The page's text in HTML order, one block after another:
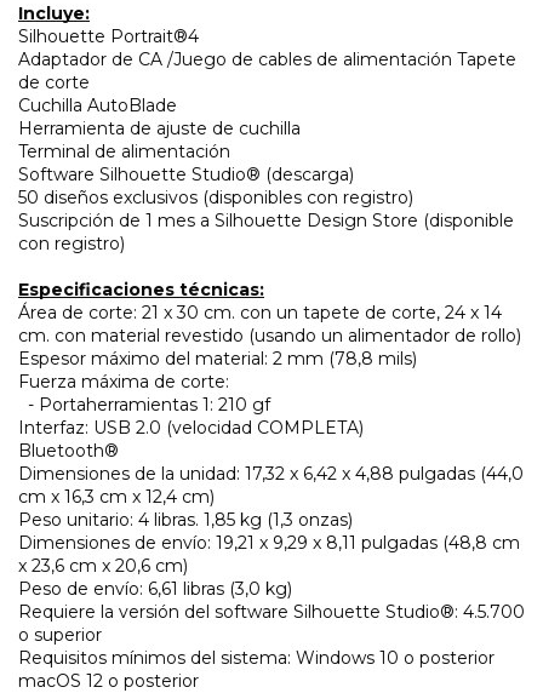
Incluye:
Silhouette Portrait®4
Adaptador de CA /Juego de cables de alimentación Tapete
de corte
Cuchilla AutoBlade
Herramienta de ajuste de cuchilla
Terminal de alimentación
Software Silhouette Studio® (descarga)
50 diseños exclusivos (disponibles con registro)
Suscripción de 1 mes a Silhouette Design Store (disponible
con registro)
Especificaciones técnicas:
Área de corte: 21 x 30 cm. con un tapete de corte, 24 x 14
cm. con material revestido (usando un alimentador de rollo)
Espesor máximo del material: 2 mm (78,8 mils)
Fuerza máxima de corte: ​
- ​Portaherramientas 1: 210 gf
Interfaz: USB 2.0 (velocidad COMPLETA)
Bluetooth®
Dimensiones de la unidad: 17,32 x 6,42 x 4,88 pulgadas (44,0
cm x 16,3 cm x 12,4 cm)
Peso unitario: 4 libras. 1,85 kg (1,3 onzas)
Dimensiones de envío: 19,21 x 9,29 x 8,11 pulgadas (48,8 cm
x 23,6 cm x 20,6 cm)
Peso de envío: 6,61 libras (3,0 kg)
Requiere la versión del software Silhouette Studio®: 4.5.700
o superior
Requisitos mínimos del sistema: Windows 10 o posterior
macOS 12 o posterior